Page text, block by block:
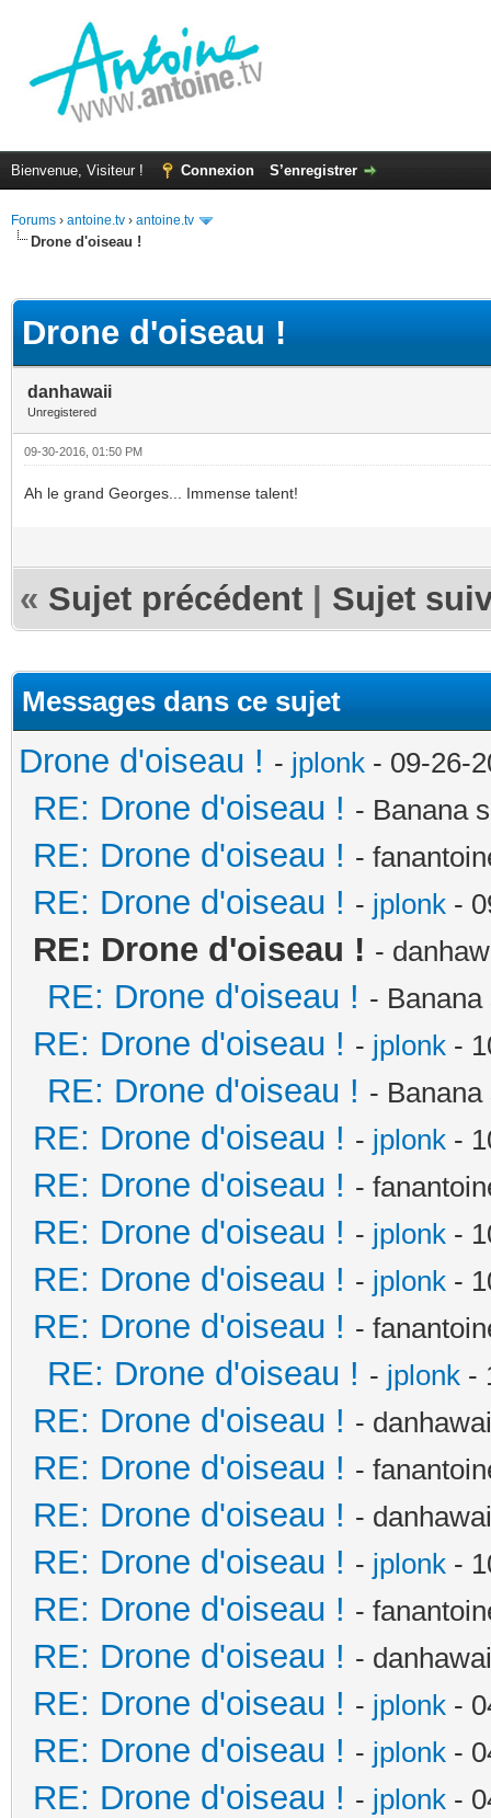
Bienvenue, Visiteur ! Connexion S’enregistrer
Forums › antoine.tv › antoine.tv
Drone d'oiseau !
Drone d'oiseau !
danhawaii
Unregistered
09-30-2016, 01:50 PM
Ah le grand Georges... Immense talent!
« Sujet précédent Sujet
Messages dans ce sujet
Drone d'oiseau ! - jplonk - 09-26-
RE: Drone d'oiseau ! - Banana
RE: Drone d'oiseau ! -
RE: Drone d'oiseau ! - jplonk -
RE: Drone d'oiseau ! -
RE: Drone d'oiseau ! -
RE: Drone d'oiseau ! - jplonk -
RE: Drone d'oiseau ! -
RE: Drone d'oiseau ! - jplonk -
RE: Drone d'oiseau ! -
RE: Drone d'oiseau ! - jplonk -
RE: Drone d'oiseau ! - jplonk -
RE: Drone d'oiseau ! -
RE: Drone d'oiseau ! - jplonk -
RE: Drone d'oiseau ! -
RE: Drone d'oiseau ! -
RE: Drone d'oiseau ! -
RE: Drone d'oiseau ! - jplonk -
RE: Drone d'oiseau ! -
RE: Drone d'oiseau ! -
RE: Drone d'oiseau ! - jplonk -
RE: Drone d'oiseau ! - jplonk -
RE: Drone d'oiseau ! - jplonk -